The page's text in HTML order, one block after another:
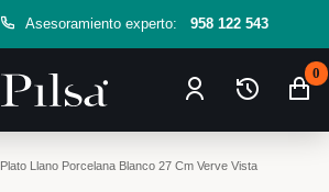
Asesoramiento experto: 958 122 543
0
Plato Llano Porcelana Blanco 27 Cm Verve Vista